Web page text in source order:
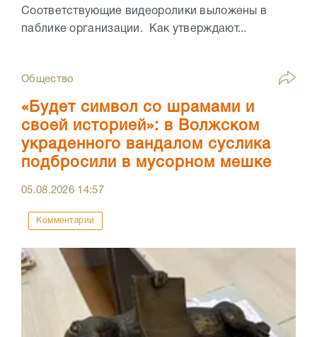
Соответствующие видеоролики выложены в
паблике организации. Как утверждают...
Общество
«Будет символ со шрамами и
своей историей»: в Волжском
украденного вандалом суслика
подбросили в мусорном мешке
05.08.2026 14:57
Комментарии